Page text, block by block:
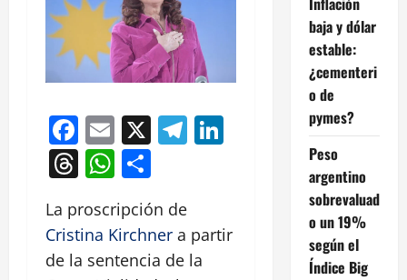
Facebook
Email
X Telegram
LinkedIn
Threads
WhatsApp
La proscripción de
Cristina Kirchner a partir
de la sentencia de la
baja y dólar
estable:
¿cementeri
o de
pymes?
Peso
argentino
sobrevaluad
o un 19%
según el
Índice Big